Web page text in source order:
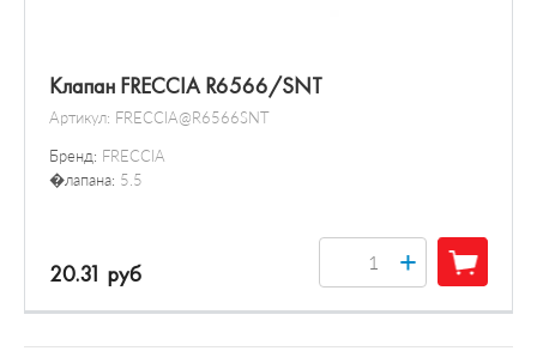
Клапан FRECCIA R6566/SNT
Артикул: FRECCIA@R6566SNT
Бренд: FRECCIA
�лапана: 5.5
20.31 руб +